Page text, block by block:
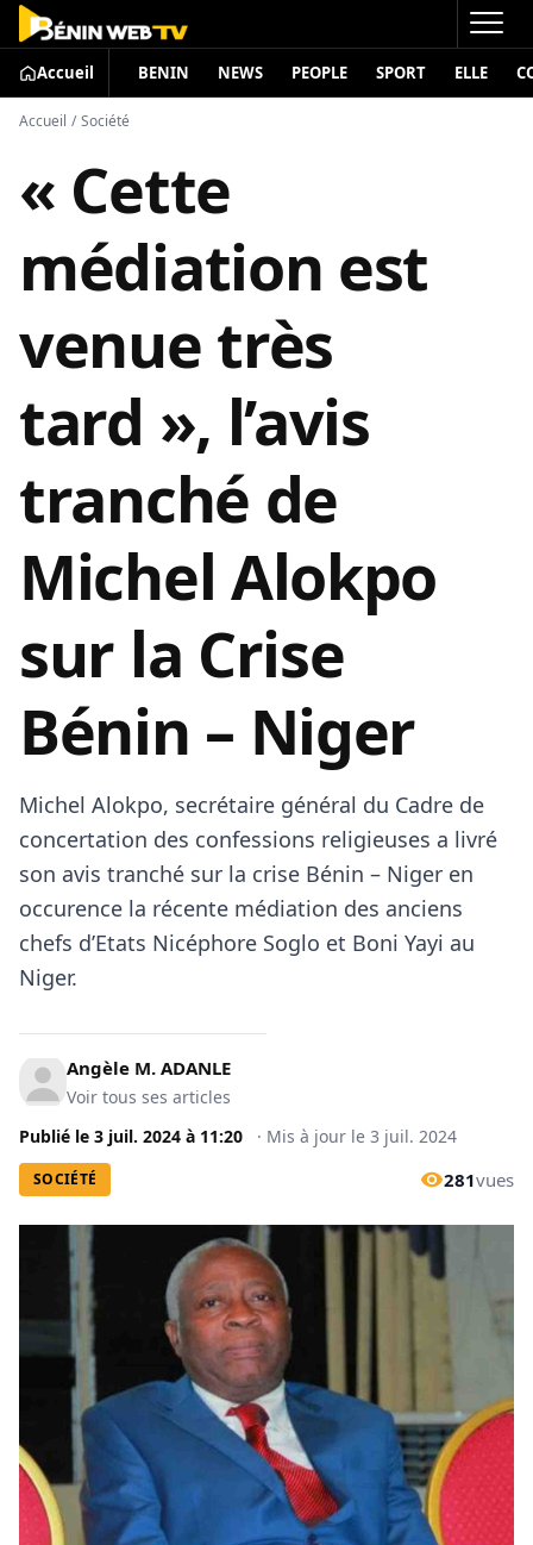
Accueil BENIN NEWS PEOPLE SPORT ELLE
Accueil / Société
« Cette
médiation est
venue très
tard », l’avis
tranché de
Michel Alokpo
sur la Crise
Bénin – Niger
Michel Alokpo, secrétaire général du Cadre de
concertation des confessions religieuses a livré
son avis tranché sur la crise Bénin – Niger en
occurence la récente médiation des anciens
chefs d’Etats Nicéphore Soglo et Boni Yayi au
Niger.
Angèle M. ADANLE
Voir tous ses articles
Publié le 3 juil. 2024 à 11:20 · Mis à jour le 3 juil. 2024
SOCIÉTÉ 281vues